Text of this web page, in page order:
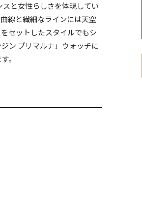
スと女性らしさを体現してい
線と繊細なラインには天空
セットしたスタイルでもシ
ン プリマルナ」ウォッチに
。